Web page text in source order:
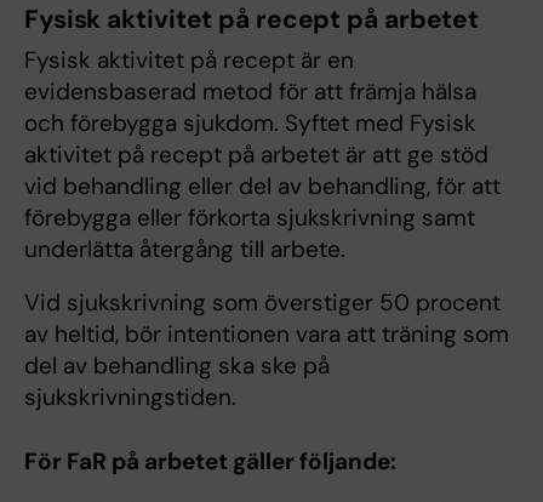
Fysisk aktivitet på recept på arbetet
Fysisk aktivitet på recept är en
evidensbaserad metod för att främja hälsa
och förebygga sjukdom. Syftet med Fysisk
aktivitet på recept på arbetet är att ge stöd
vid behandling eller del av behandling, för att
förebygga eller förkorta sjukskrivning samt
underlätta återgång till arbete.
Vid sjukskrivning som överstiger 50 procent
av heltid, bör intentionen vara att träning som
del av behandling ska ske på
sjukskrivningstiden.
För FaR på arbetet gäller följande: